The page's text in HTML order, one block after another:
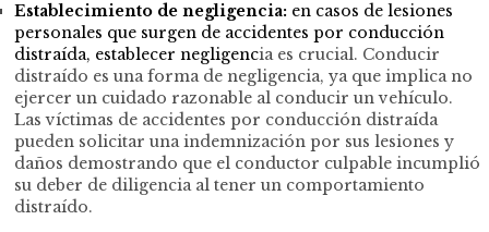
Establecimiento de negligencia: en casos de lesiones
personales que surgen de accidentes por conducción
distraída, establecer negligencia es crucial. Conducir
distraído es una forma de negligencia, ya que implica no
ejercer un cuidado razonable al conducir un vehículo.
Las víctimas de accidentes por conducción distraída
pueden solicitar una indemnización por sus lesiones y
daños demostrando que el conductor culpable incumplió
su deber de diligencia al tener un comportamiento
distraído.